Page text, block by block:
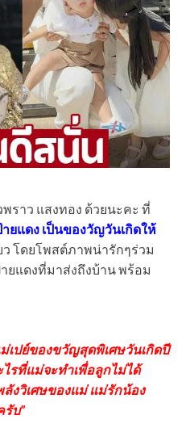
ราว แสงทอง ด้วยนะคะ ที่
ยแดง เป็นของวัญวันเกิดให้
ว โดยโพสต์ภาพน่ารักๆร่วม
ยแดงที่มาส่งถึงบ้าน พร้อม
เปย์ของขวัญสุดพิเศษวันเกิดปี
รที่แม่จะทำเพื่อลูกไม่ได้
งวิเศษของแม่ แม่รักน้อง
บ”